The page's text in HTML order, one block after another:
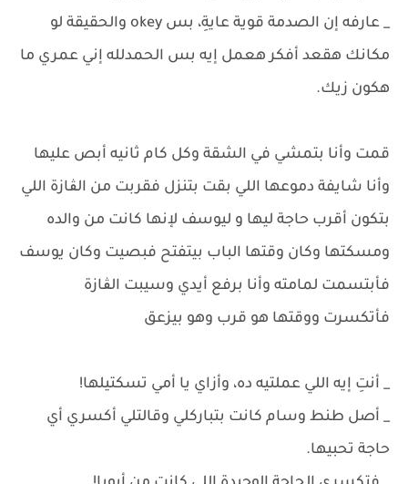
_ عارفه إن الصدمة قوية عايةِ، بس okey والحقيقة لو
مكانك هقعد أفكر هعمل إيه بس الحمدلله إني عمري ما
هكون زيك.
قمت وأنا بتمشي في الشقة وكل كام ثانيه أبص عليها
وأنا شايفة دموعها اللي بقت بتنزل فقربت من الڨازة اللي
بتكون أقرب حاجة ليها و ليوسف لإنها كانت من والده
ومسكتها وكان وقتها الباب بيتفتح فبصيت وكان يوسف
فأبتسمت لمامته وأنا برفع أيدي وسيبت الڨازة
فأتكسرت ووقتها هو قرب وهو بيزعق
_ أنتِ إيه اللي عملتيه ده، وأزاي يا أمي تسكتيلها!
_ أصل طنط وسام كانت بتباركلي وقالتلي أكسري أي
حاجة تحبيها.